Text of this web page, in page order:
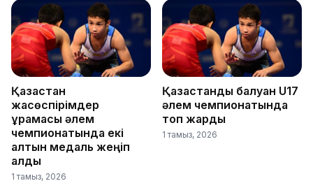
Қазақстан
жасөспірімдер
құрамасы әлем
чемпионатында екі
алтын медаль жеңіп
алды
1 тамыз, 2026
Қазақстандық балуан U17
әлем чемпионатында
топ жарды
1 тамыз, 2026